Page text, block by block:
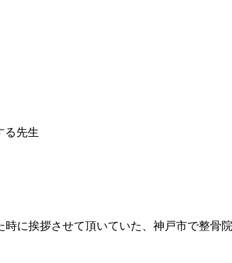
る先生
に挨拶させて頂いていた、神戸市で整骨